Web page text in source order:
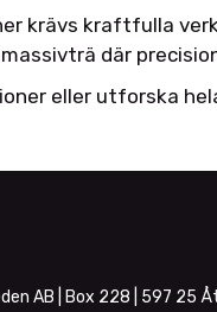
krävs kraftfulla
där
eller utforska
AB | Box 228 | 597 25